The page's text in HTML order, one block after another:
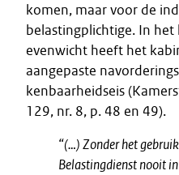
komen, maar voor de
belastingplichtige. In
evenwicht heeft het
aangepaste
kenbaarheidseis
129, nr. 8, p. 48 en 49).
“(…) Zonder het
Belastingdienst nooit